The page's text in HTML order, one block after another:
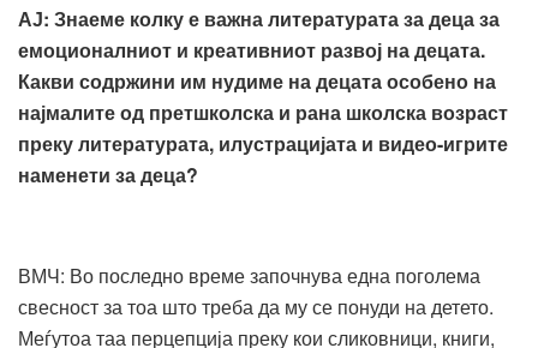
АЈ: Знаеме колку е важналитературата за деца за
емоционалниот и креативниот развој на децата.
Какви содржини им нудиме на децата особено на
најмалите од претшколска и рана школска возраст
преку литературата, илустрацијата и видео-игрите
наменети за деца?
ВМЧ: Во последно време започнува една поголема
свесност за тоа што треба да му се понуди на детето.
Меѓутоа таа перцепција преку кои сликовници, книги,